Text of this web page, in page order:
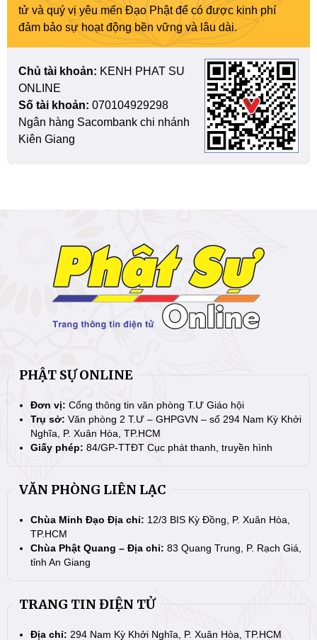
tử và quý vị yêu mến Đạo Phật để có được kinh phí
đảm bảo sự hoạt động bền vững và lâu dài.
Chủ tài khoản: KENH PHAT SU
ONLINE
Số tài khoản: 070104929298
Ngân hàng Sacombank chi nhánh
Kiên Giang
PHẬT SỰ ONLINE
Đơn vị: Cổng thông tin văn phòng T.Ư Giáo hội
Trụ sở: Văn phòng 2 T.Ư – GHPGVN – số 294 Nam Kỳ Khởi
Nghĩa, P. Xuân Hòa, TP.HCM
Giấy phép: 84/GP-TTĐT Cục phát thanh, truyền hình
VĂN PHÒNG LIÊN LẠC
Chùa Minh Đạo Địa chỉ: 12/3 BIS Kỳ Đồng, P. Xuân Hòa,
TP.HCM
Chùa Phật Quang – Địa chỉ: 83 Quang Trung, P. Rạch Giá,
tỉnh An Giang
TRANG TIN ĐIỆN TỬ
Địa chỉ: 294 Nam Kỳ Khởi Nghĩa, P. Xuân Hòa, TP.HCM